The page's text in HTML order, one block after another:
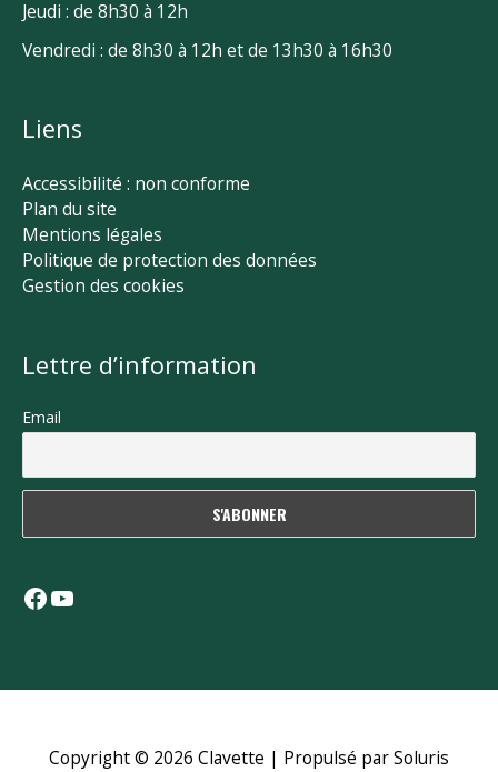
Jeudi : de 8h30 à 12h
Vendredi : de 8h30 à 12h et de 13h30 à 16h30
Liens
Accessibilité : non conforme
Plan du site
Mentions légales
Politique de protection des données
Gestion des cookies
Lettre d’information
Email
Facebook
YouTube
Copyright © 2026 Clavette | Propulsé par Soluris